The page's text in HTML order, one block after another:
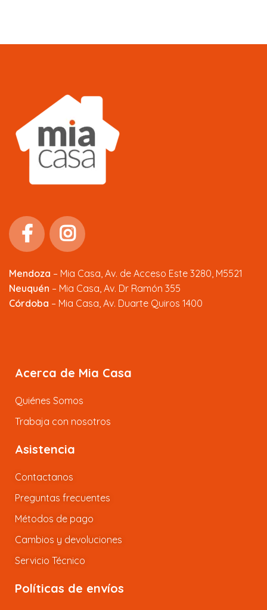
Mendoza – Mia Casa, Av. de Acceso Este 3280, M5521
Neuquén – Mia Casa, Av. Dr Ramón 355
Córdoba – Mia Casa, Av. Duarte Quiros 1400
Acerca de Mia Casa
Quiénes Somos
Trabaja con nosotros
Asistencia
Contactanos
Preguntas frecuentes
Métodos de pago
Cambios y devoluciones
Servicio Técnico
Políticas de envíos